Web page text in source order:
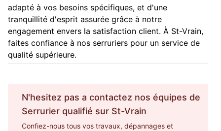
adapté à vos besoins spécifiques, et d'une
tranquillité d'esprit assurée grâce à notre
engagement envers la satisfaction client. À St-Vrain,
faites confiance à nos serruriers pour un service de
qualité supérieure.
N'hesitez pas a contactez nos équipes de
Serrurier qualifié sur St-Vrain
Confiez-nous tous vos travaux, dépannages et